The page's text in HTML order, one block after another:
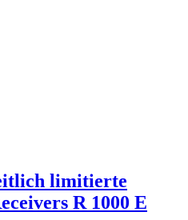
limitierte
R 1000 E